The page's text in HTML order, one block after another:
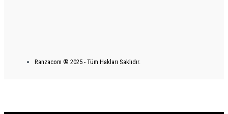
Ranzacom ® 2025 - Tüm Hakları Saklıdır.